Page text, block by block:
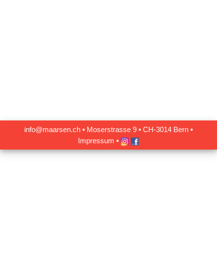
info@maarsen.ch ▪ Moserstrasse 9 ▪ CH‑3014 Bern ▪
Impressum ▪